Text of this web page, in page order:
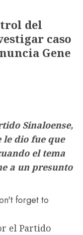
del
caso
Gene
Sinaloense,
le dio fue que
el tema
a un presunto
forget to
el Partido